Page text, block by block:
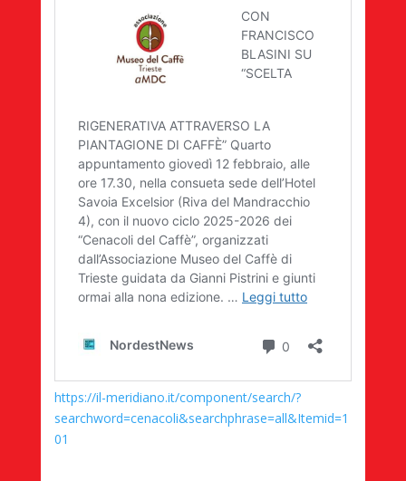
https://il-meridiano.it/component/search/?
searchword=cenacoli&searchphrase=all&Itemid=1
01